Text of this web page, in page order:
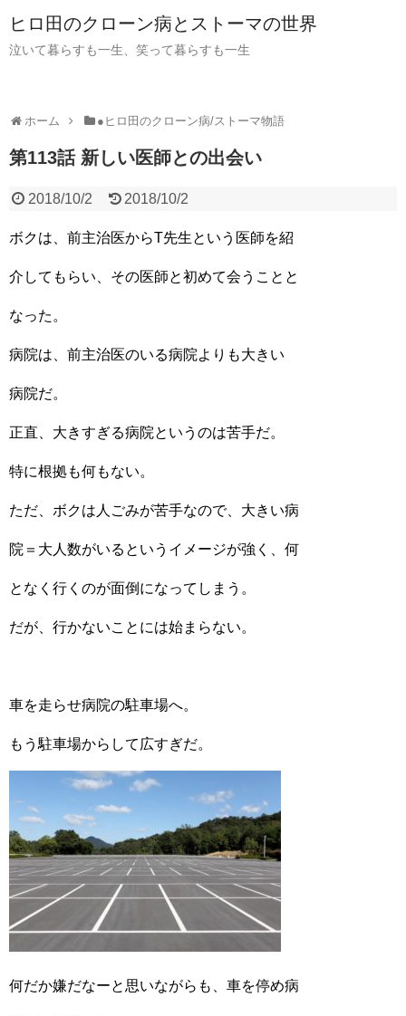
ヒロ田のクローン病とストーマの世界
泣いて暮らすも一生、笑って暮らすも一生
ホーム ●ヒロ田のクローン病/ストーマ物語
第113話 新しい医師との出会い
2018/10/2 2018/10/2
ボクは、前主治医からT先生という医師を紹
介してもらい、その医師と初めて会うことと
なった。
病院は、前主治医のいる病院よりも大きい
病院だ。
正直、大きすぎる病院というのは苦手だ。
特に根拠も何もない。
ただ、ボクは人ごみが苦手なので、大きい病
院＝大人数がいるというイメージが強く、何
となく行くのが面倒になってしまう。
だが、行かないことには始まらない。
車を走らせ病院の駐車場へ。
もう駐車場からして広すぎだ。
何だか嫌だなーと思いながらも、車を停め病